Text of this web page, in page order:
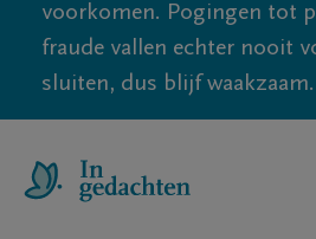
voorkomen. Pogingen tot
fraude vallen echter nooit
sluiten, dus blijf waakzaam.